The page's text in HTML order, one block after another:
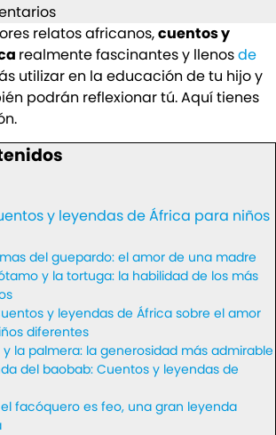
relatos africanos,cuentos y
realmente fascinantes y llenosde
utilizar en la educación de tu hijo y
podrán reflexionar tú. Aquí tienes
y leyendas de África para niños
del guepardo: el amor de una madre
y la tortuga: la habilidad de los más
y leyendas de África sobre el amor
diferentes
y la palmera: la generosidad más admirable
del baobab: Cuentos y leyendas de
facóquero es feo, una gran leyenda